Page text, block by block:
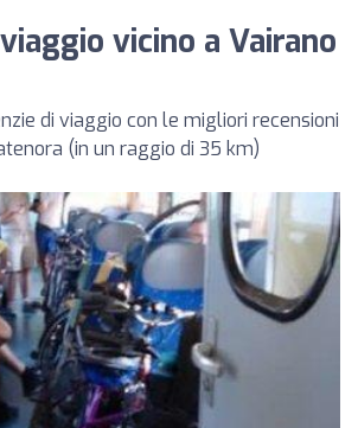
vicino a Vairano
di viaggio con le migliori recensioni
(in un raggio di 35 km)